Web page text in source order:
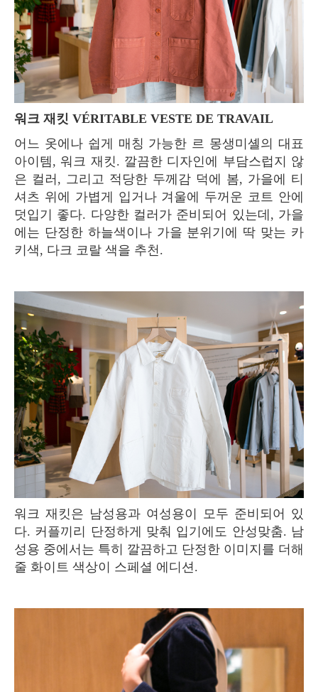
워크 재킷 VÉRITABLE VESTE DE TRAVAIL
어느 옷에나 쉽게 매칭 가능한 르 몽생미셸의 대표
아이템, 워크 재킷. 깔끔한 디자인에 부담스럽지 않
은 컬러, 그리고 적당한 두께감 덕에 봄, 가을에 티
셔츠 위에 가볍게 입거나 겨울에 두꺼운 코트 안에
덧입기 좋다. 다양한 컬러가 준비되어 있는데, 가을
에는 단정한 하늘색이나 가을 분위기에 딱 맞는 카
키색, 다크 코랄 색을 추천.
워크 재킷은 남성용과 여성용이 모두 준비되어 있
다. 커플끼리 단정하게 맞춰 입기에도 안성맞춤. 남
성용 중에서는 특히 깔끔하고 단정한 이미지를 더해
줄 화이트 색상이 스페셜 에디션.